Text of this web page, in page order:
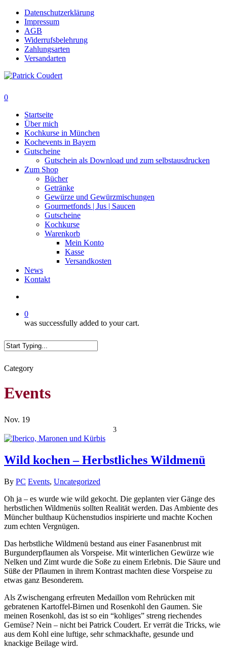
Skip
main
content
Datenschutzerklärung
Impressum
AGB
Widerrufsbelehrung
Zahlungsarten
Versandarten
search
0
Startseite
Über mich
Kochkurse in München
Kochevents in Bayern
Gutscheine
Gutschein als Download und zum selbstausdrucken
Zum Shop
Bücher
Getränke
Gewürze und Gewürzmischungen
Gourmetfonds | Jus | Saucen
Gutscheine
Kochkurse
Warenkorb
Mein Konto
Kasse
Versandkosten
News
Kontakt
0
was successfully added to your cart.
Close
Category
Events
Nov. 19
3
Wild kochen – Herbstliches Wildmenü
By PC Events, Uncategorized
Oh ja – es wurde wie wild gekocht. Die geplanten vier Gänge des
herbstlichen Wildmenüs sollten Realität werden. Das Ambiente des
Müncher bulthaup Küchenstudios inspirierte und machte Kochen
zum echten Vergnügen.
Das herbstliche Wildmenü bestand aus einer Fasanenbrust mit
Burgunderpflaumen als Vorspeise. Mit winterlichen Gewürze wie
Nelken und Zimt wurde die Soße zu einem Erlebnis. Die Säure und
Süße der Pflaumen in ihrem Kontrast machten diese Vorspeise zu
etwas ganz Besonderem.
Als Zwischengang erfreuten Medaillon vom Rehrücken mit
gebratenen Kartoffel-Birnen und Rosenkohl den Gaumen. Sie
meinen Rosenkohl, das ist so ein “kohliges” streng riechendes
Gemüse? Nein – nicht bei Patrick Coudert. Er verrät die Tricks, wie
aus dem Kohl eine luftige, sehr schmackhafte, gesunde und
knackige Beilage wird.